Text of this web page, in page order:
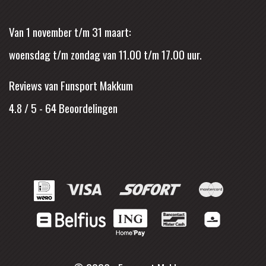
Van 1 november t/m 31 maart:
woensdag t/m zondag van 11.00 t/m 17.00 uur.
Reviews van Funsport Makkum
4.8 / 5 - 64Beoordelingen